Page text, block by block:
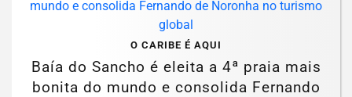
O CARIBE É AQUI
Baía do Sancho é eleita a 4ª praia mais
bonita do mundo e consolida Fernando